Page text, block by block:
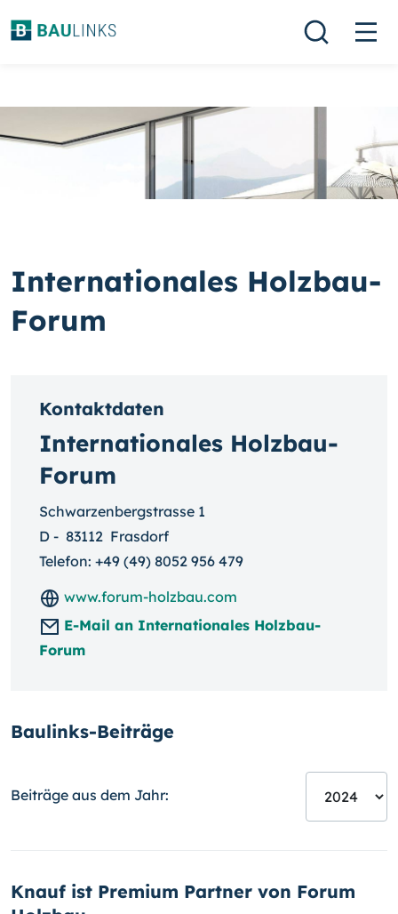
Internationales Holzbau-
Forum
Kontaktdaten
Internationales Holzbau-
Forum
Schwarzenbergstrasse 1
D - 83112 Frasdorf
Telefon: +49 (49) 8052 956 479
www.forum-holzbau.com
E-Mail an Internationales Holzbau-
Forum
Baulinks-Beiträge
Beiträge aus dem Jahr:
Knauf ist Premium Partner von Forum